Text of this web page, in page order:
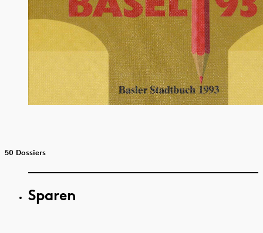
50 Dossiers
Sparen